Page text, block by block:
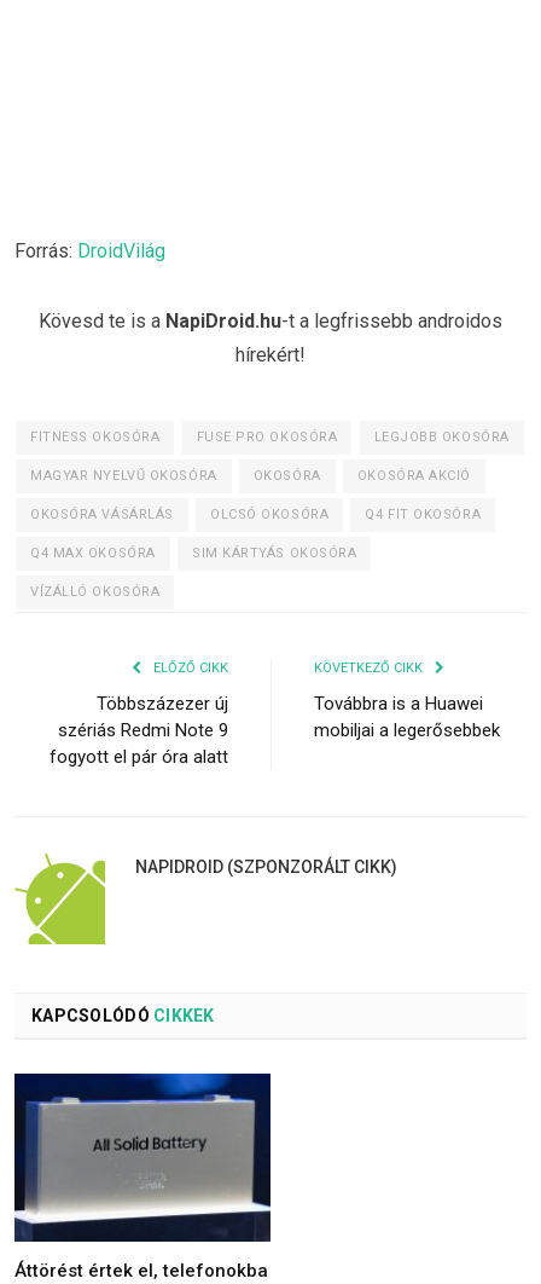
Forrás: DroidVilág
Kövesd te is a NapiDroid.hu-t a legfrissebb androidos
hírekért!
FITNESS OKOSÓRA FUSE PRO OKOSÓRA LEGJOBB OKOSÓRA
MAGYAR NYELVŰ OKOSÓRA OKOSÓRA OKOSÓRA AKCIÓ
OKOSÓRA VÁSÁRLÁS OLCSÓ OKOSÓRA Q4 FIT OKOSÓRA
Q4 MAX OKOSÓRA SIM KÁRTYÁS OKOSÓRA
VÍZÁLLÓ OKOSÓRA
ELŐZŐ CIKK
Többszázezer új
szériás Redmi Note 9
fogyott el pár óra alatt
KÖVETKEZŐ CIKK
Továbbra is a Huawei
mobiljai a legerősebbek
NAPIDROID (SZPONZORÁLT CIKK)
KAPCSOLÓDÓ CIKKEK
Áttörést értek el, telefonokba